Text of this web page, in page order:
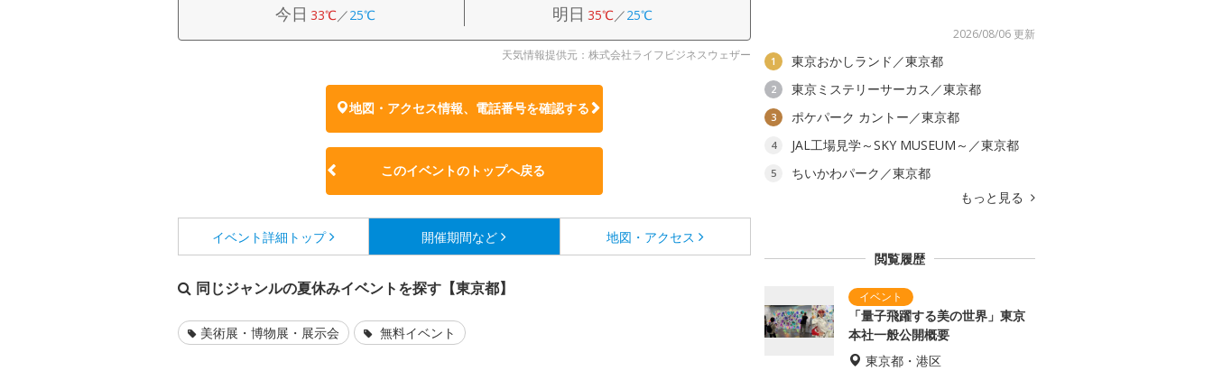
今日 33℃／25℃ 明日 35℃／25℃
天気情報提供元：株式会社ライフビジネスウェザー
地図・アクセス情報、電話番号を確認する
このイベントのトップへ戻る
イベント詳細 トップ 開催期間など 地図・アクセス
同じジャンルの夏休みイベントを探す【東京都】
美術展・博物展・展示会 無料イベント
2026/08/06 更新
1 東京おかしランド／東京都
2 東京ミステリーサーカス／東京都
3 ポケパーク カントー／東京都
4 JAL工場見学～SKY MUSEUM～／東京都
5
ちいかわパーク／東京都
もっと見る
閲覧履歴
「量子飛躍する美の世界」東京
本社一般公開概要
東京都・港区